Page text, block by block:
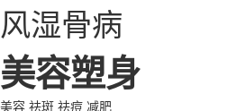
风湿骨病
美容塑身
美容 祛斑 祛痘 减肥